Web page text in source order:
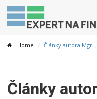
Home Články autora Mgr.
Články